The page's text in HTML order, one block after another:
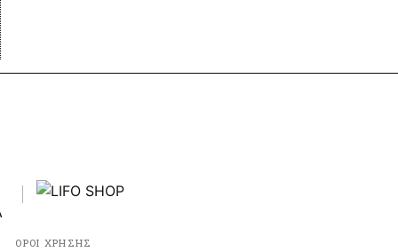
ΟΡΟΙ ΧΡΗΣΗΣ